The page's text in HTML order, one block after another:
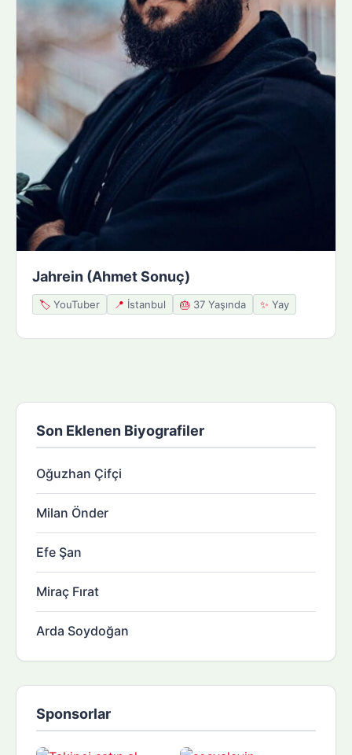
Jahrein (Ahmet Sonuç)
🏷️ YouTuber 📍 İstanbul 🎂 37 Yaşında ✨ Yay
Son Eklenen Biyografiler
Oğuzhan Çifçi
Milan Önder
Efe Şan
Miraç Fırat
Arda Soydoğan
Sponsorlar